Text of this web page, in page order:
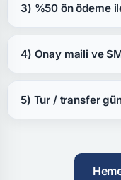
3) %50 ön ödeme
4) Onay maili ve
5) Tur / transfer